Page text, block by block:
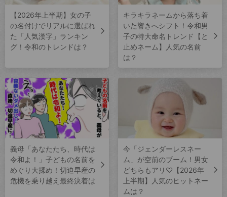
【2026年上半期】女の子
の名付けでリアルに選ばれ
た「人気漢字」ランキン
グ！令和のトレンドは？
キラキラネームから落ち着
いた響きへシフト！令和男
子の特大命名トレンド【と
止めネーム】人気の名前
は？
義母「あなたたち、時代は
令和よ！」子どもの名前を
めぐり大揉め！切迫早産の
危機を乗り越え最終決着は
今「ジェンダーレスネー
ム」が空前のブーム！男女
どちらもアリ♡【2026年
上半期】人気のヒットネー
ムは？